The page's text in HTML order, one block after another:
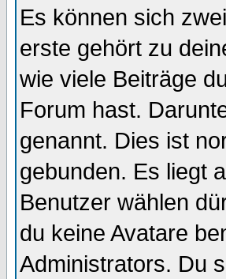
Es können sich
erste gehört zu
wie viele Beiträge
Forum hast.
genannt. Dies ist
gebunden. Es liegt
Benutzer wählen
du keine Avatare
Administrators. Du